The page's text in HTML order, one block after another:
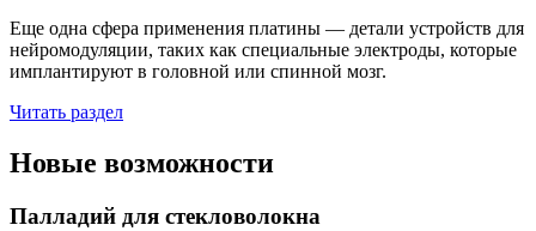
Еще одна сфера применения платины — детали устройств для
нейромодуляции, таких как специальные электроды, которые
имплантируют в головной или спинной мозг.
Читать раздел
Новые возможности
Палладий для стекловолокна